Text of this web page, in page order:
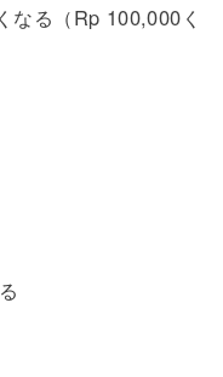
なる（Rp 100,000く